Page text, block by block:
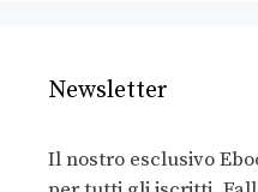
Newsletter
Il nostro esclusivo